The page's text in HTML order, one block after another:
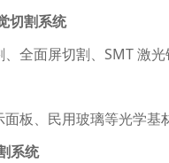
切割系统
全面屏切割、SMT 激
板、民用玻璃等光学基
系统